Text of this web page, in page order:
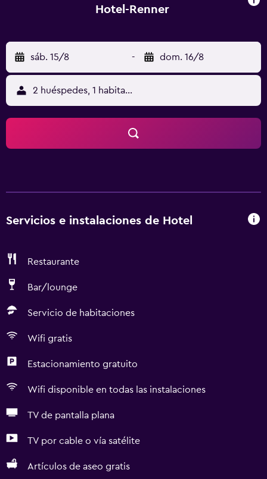
Hotel-Renner
sáb. 15/8 - dom. 16/8
2 huéspedes, 1 habitación
Servicios e instalaciones de Hotel
Restaurante
Bar/lounge
Servicio de habitaciones
Wifi gratis
Estacionamiento gratuito
Wifi disponible en todas las instalaciones
TV de pantalla plana
TV por cable o vía satélite
Artículos de aseo gratis